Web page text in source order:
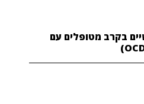
בקרב מטופלים עם